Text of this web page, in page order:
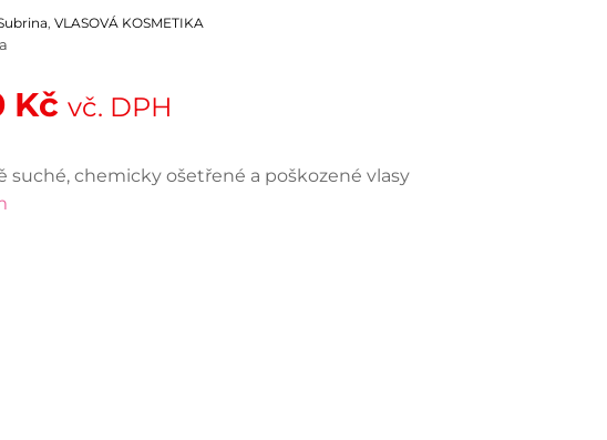
VLASOVÁ KOSMETIKA
Kč vč. DPH
suché, chemicky ošetřené a poškozené vlasy